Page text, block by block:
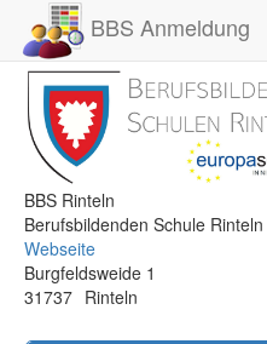
BBS Anmeldung
BBS Rinteln
Berufsbildenden Schule Rinteln
Webseite
Burgfeldsweide 1
31737 Rinteln